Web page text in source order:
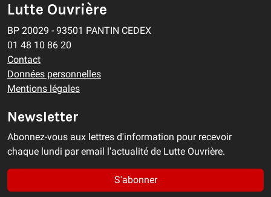
Lutte Ouvrière
BP 20029 - 93501 PANTIN CEDEX
01 48 10 86 20
Contact
Données personnelles
Mentions légales
Newsletter
Abonnez-vous aux lettres d'information pour recevoir
chaque lundi par email l'actualité de Lutte Ouvrière.
S'abonner